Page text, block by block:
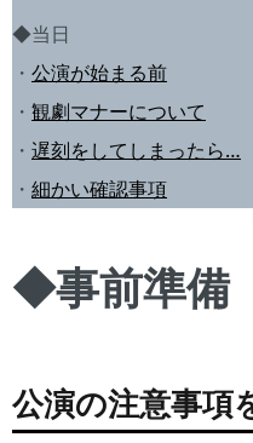
◆当日
・ 公演が始まる前
・ 観劇マナーについて
・ 遅刻をしてしまったら…
・ 細かい確認事項
◆事前準備
公演の注意事項